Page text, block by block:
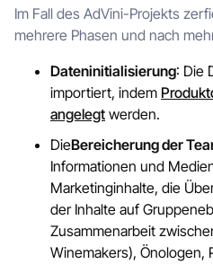
Im Fall des AdVini-Projekts
mehrere Phasen und nach
Dateninitialisierung: Die
importiert, indem
angelegt werden.
DieBereicherung der
Informationen und
Marketinginhalte, die
der Inhalte auf
Zusammenarbeit
Winemakers),